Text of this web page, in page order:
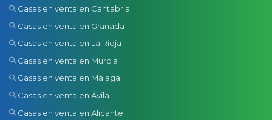
Casas en venta en Cantabria
Casas en venta en Granada
Casas en venta en La Rioja
Casas en venta en Murcia
Casas en venta en Málaga
Casas en venta en Ávila
Casas en venta en Alicante